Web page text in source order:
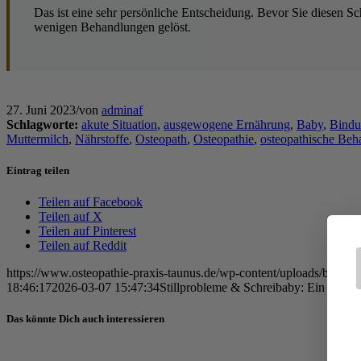
Das ist eine sehr persönliche Entscheidung. Bevor Sie diesen
wenigen Behandlungen gelöst.
27. Juni 2023/von adminaf
Schlagworte: akute Situation, ausgewogene Ernährung, Baby,
Muttermilch, Nährstoffe, Osteopath, Osteopathie, osteopathische
Eintrag teilen
Teilen auf Facebook
Teilen auf X
Teilen auf Pinterest
Teilen auf Reddit
https://www.osteopathie-praxis-taunus.de/wp-content/uploads/baby-
18:46:172026-03-07 15:47:34Stillprobleme & Schreibaby: Ein oft
Das könnte Dich auch interessieren